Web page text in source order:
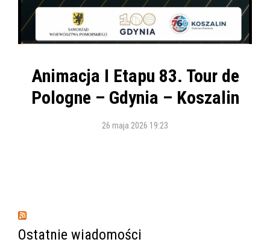
Animacja I Etapu 83. Tour de
Pologne – Gdynia – Koszalin
26 maja 2026 19:23
Ostatnie wiadomości